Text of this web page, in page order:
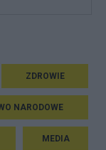
ZDROWIE
NARODOWE
MEDIA